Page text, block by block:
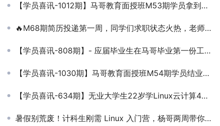
【学员喜讯-1012期】马哥教育面授班M53期学员拿到多个offer
🔥M68期简历投递第一周，同学们求职状态火热，老师全程跟进，帮宝子们复盘面试！
【学员喜讯-808期】- 应届毕业生在马哥毕业第一份工作就年薪12W！
【学员喜讯-1030期】马哥教育面授班M54期学员结业后拿到15k
【学员喜讯-634期】无业大学生22岁学Linux云计算4个月就业13万
暑假别荒废！计科生刚需 Linux 入门营，杨哥两周带你筑基！💪